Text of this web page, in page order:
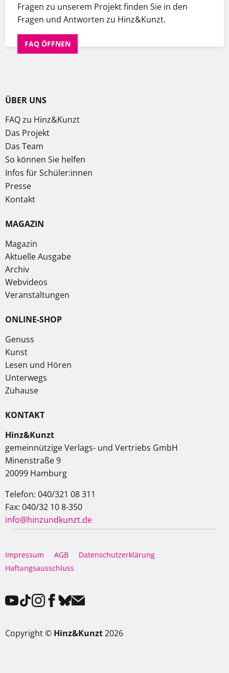
Fragen zu unserem Projekt finden Sie in den
Fragen und Antworten zu Hinz&Kunzt.
FAQ ÖFFNEN
ÜBER UNS
FAQ zu Hinz&Kunzt
Das Projekt
Das Team
So können Sie helfen
Infos für Schüler:innen
Presse
Kontakt
MAGAZIN
Magazin
Aktuelle Ausgabe
Archiv
Webvideos
Veranstaltungen
ONLINE-SHOP
Genuss
Kunst
Lesen und Hören
Unterwegs
Zuhause
KONTAKT
Hinz&Kunzt
gemeinnützige Verlags- und Vertriebs GmbH
Minenstraße 9
20099 Hamburg
Telefon: 040/321 08 311
Fax: 040/32 10 8-350
info@hinzundkunzt.de
Impressum AGB
Datenschutzerklärung
Haftungsausschluss
Copyright © Hinz&Kunzt2026